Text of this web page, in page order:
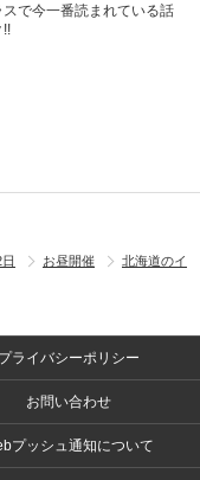
で今一番読まれている話
!!
お昼開催
北海道のイ
プライバシーポリシー
お問い合わせ
プッシュ通知について